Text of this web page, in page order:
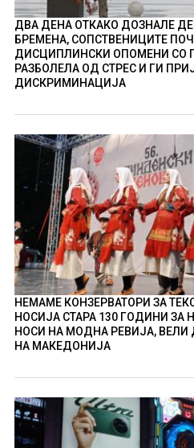
ДВА ДЕНА ОТКАКО ДОЗНАЛЕ
БРЕМЕНА, СОПСТВЕНИЦИТЕ
ДИСЦИПЛИНСКИ ОПОМЕНИ СО
РАЗБОЛЕЛА ОД СТРЕС И ГИ
ДИСКРИМИНАЦИЈА
НЕМАМЕ КОНЗЕРВАТОРИ ЗА
НОСИЈА СТАРА 130 ГОДИНИ ЗА
НОСИ НА МОДНА РЕВИЈА, ВЕЛИ
НА МАКЕДОНИЈА